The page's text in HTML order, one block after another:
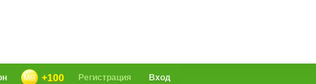
Вход
Регистрация
+100